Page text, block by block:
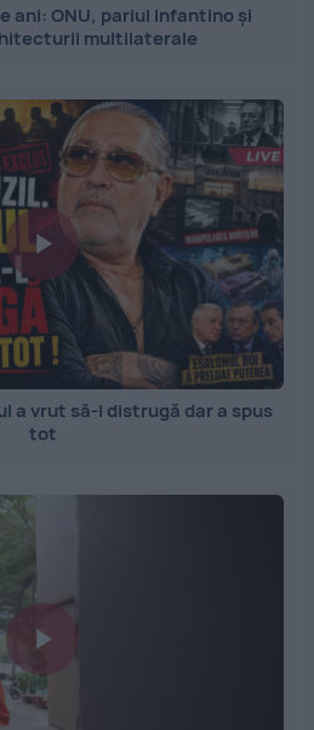
ani: ONU, pariul Infantino și
multilaterale
a vrut să-l distrugă dar a spus
tot